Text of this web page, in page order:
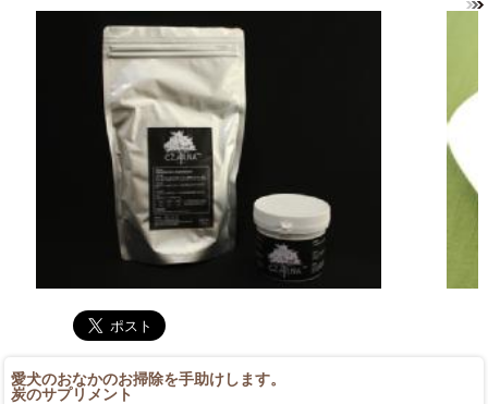
愛犬のおなかのお掃除を手助けします。
炭のサプリメント